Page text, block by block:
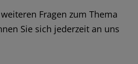
Fragen zum Thema
Sie sich jederzeit an uns